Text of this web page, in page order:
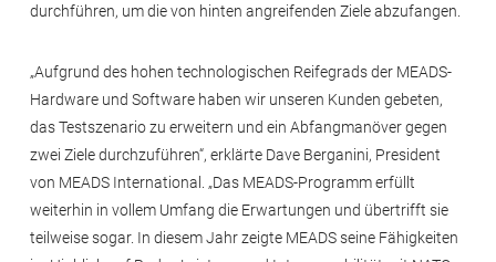
durchführen, um die von hinten angreifenden Ziele abzufangen.
„Aufgrund des hohen technologischen Reifegrads der MEADS-
Hardware und Software haben wir unseren Kunden gebeten,
das Testszenario zu erweitern und ein Abfangmanöver gegen
zwei Ziele durchzuführen“, erklärte Dave Berganini, President
von MEADS International. „Das MEADS-Programm erfüllt
weiterhin in vollem Umfang die Erwartungen und übertrifft sie
teilweise sogar. In diesem Jahr zeigte MEADS seine Fähigkeiten